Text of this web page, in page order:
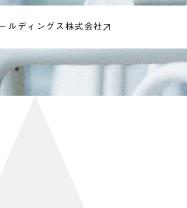
ルディングス株式会社